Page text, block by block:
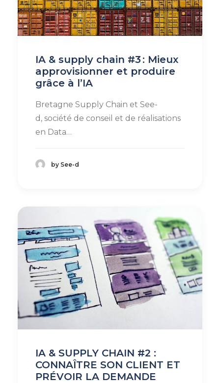
IA & supply chain #3 : Mieux
approvisionner et produire
grâce à l’IA
Bretagne Supply Chain et See-
d, société de conseil et de réalisations
en Data…
by See-d
IA & SUPPLY CHAIN #2 :
CONNAÎTRE SON CLIENT ET
PRÉVOIR LA DEMANDE